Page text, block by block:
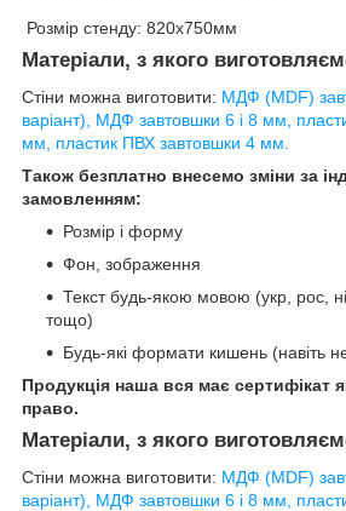
Розмір стенду: 820х750мм
Матеріали, з якого
Стіни можна виготовити: МДФ (MDF)
варіант), МДФ завтовшки 6 і 8 мм,
мм, пластик ПВХ завтовшки 4 мм.
Також безплатно внесемо зміни за
замовленням:
Розмір і форму
Фон, зображення
Текст будь-якою мовою (укр, рос,
тощо)
Будь-які формати кишень (навіть
Продукція наша вся має сертифікат
право.
Матеріали, з якого
Стіни можна виготовити: МДФ (MDF)
варіант), МДФ завтовшки 6 і 8 мм,